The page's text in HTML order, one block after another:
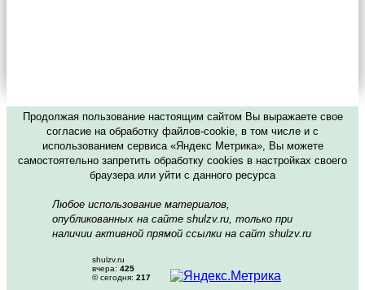
Продолжая пользование настоящим сайтом Вы выражаете свое
согласие на обработку файлов-cookie, в том числе и с
использованием сервиса «Яндекс Метрика», Вы можете
самостоятельно запретить обработку cookies в настройках своего
браузера или уйти с данного ресурса
Любое использование материалов,
опубликованных на сайте shulzv.ru, только при
наличии активной прямой ссылки на сайт shulzv.ru
shulzv.ru
вчера: 425
© сегодня: 217